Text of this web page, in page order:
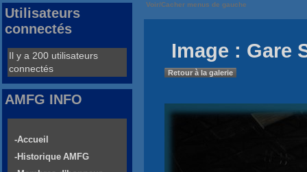
Voir/Cacher menus de gauche
Image : Gare
Retour à la galerie
Utilisateurs
connectés
Il y a 200 utilisateurs
connectés
AMFG INFO
-Accueil
-Historique AMFG